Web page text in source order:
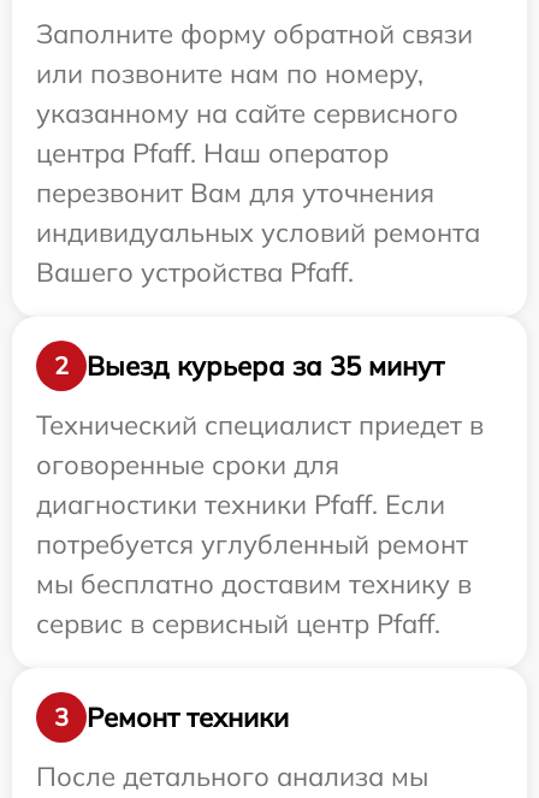
Заполните форму обратной связи
или позвоните нам по номеру,
указанному на сайте сервисного
центра Pfaff. Наш оператор
перезвонит Вам для уточнения
индивидуальных условий ремонта
Вашего устройства Pfaff.
2
Выезд курьера за 35 минут
Технический специалист приедет в
оговоренные сроки для
диагностики техники Pfaff. Если
потребуется углубленный ремонт
мы бесплатно доставим технику в
сервис в сервисный центр Pfaff.
3
Ремонт техники
После детального анализа мы